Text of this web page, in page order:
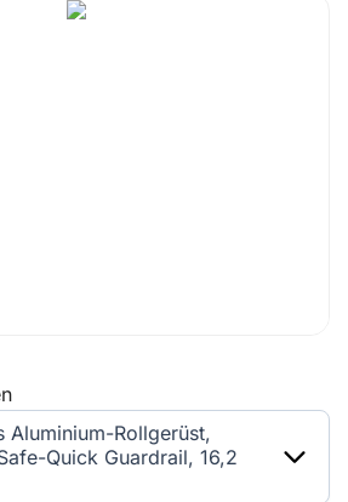
Aluminium-Rollgerüst,
Quick Guardrail, 16,2